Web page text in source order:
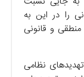
را در این به
و قانونی
نظامی